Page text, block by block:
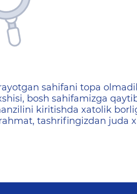
не найдена
sahifani topa
bosh sahifamizga
kiritishda xatolik
tashrifingizdan juda